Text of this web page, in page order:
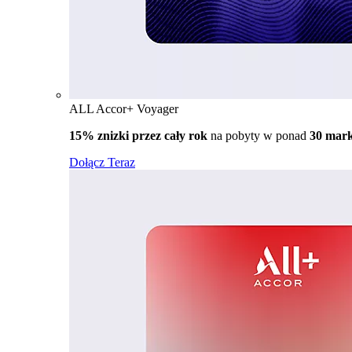
ALL Accor+ Voyager
15% znizki przez cały rok na pobyty w ponad 30
Dołącz Teraz